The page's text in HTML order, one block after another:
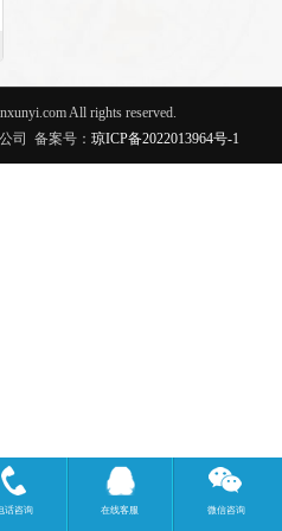
All rights reserved.
公司备案号：琼ICP备2022013964号-1
话咨询 在线客服 微信咨询